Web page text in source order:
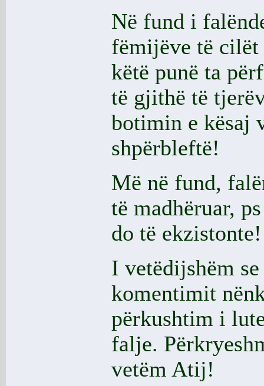
Në fund i
fëmijëve të cilët
këtë punë ta
të gjithë të
botimin e kësaj
shpërbleftë!
Më në fund,
të madhëruar,
do të ekzistonte!
I vetëdijshëm
komentimit
përkushtim i
falje.
vetëm Atij!